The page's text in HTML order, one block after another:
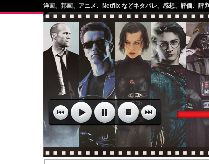
洋画、邦画、アニメ、Netflix などネタバレ、感想、評価、評